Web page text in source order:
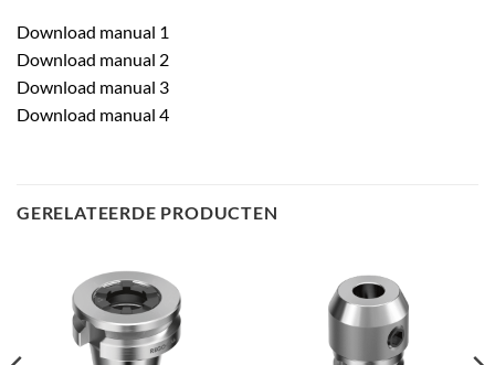
Download manual 1
Download manual 2
Download manual 3
Download manual 4
GERELATEERDE PRODUCTEN